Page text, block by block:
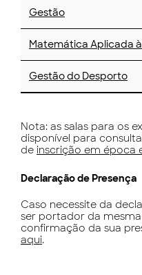
Gestão
Matemática Aplicada
Gestão do Desporto
Nota: as salas para os
disponível para
de inscrição em época
Declaração de Presença
Caso necessite da
ser portador da
confirmação da sua
aqui.